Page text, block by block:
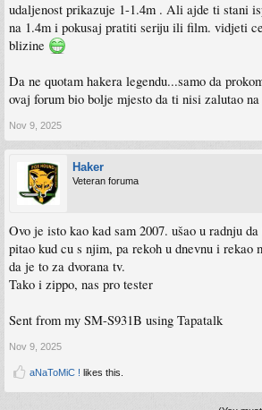
udaljenost prikazuje 1-1.4m . Ali ajde ti stani
na 1.4m i pokusaj pratiti seriju ili film. vidjeti
blizine
Da ne quotam hakera legendu...samo da
ovaj forum bio bolje mjesto da ti nisi zalutao
Nov 9, 2025
Haker
Veteran foruma
Ovo je isto kao kad sam 2007. ušao u radnju
pitao kud cu s njim, pa rekoh u dnevnu i rekao
da je to za dvorana tv.
Tako i zippo, nas pro tester
Sent from my SM-S931B using Tapatalk
Nov 9, 2025
aNaToMiC ! likes this.